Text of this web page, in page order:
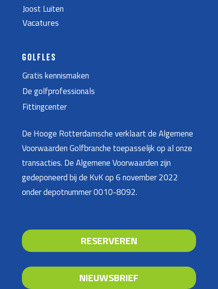
Joost Luiten
Vacatures
GOLFLES
Gratis kennismaken
De golfprofessionals
Fittingcenter
De Hooge Rotterdamsche verklaart de Algemene
Voorwaarden Golfbranche toepasselijk op al onze
transacties. De Algemene Voorwaarden zijn
gedeponeerd bij de KvK op 6 november 2022
onder depotnummer 0010-8092.
RESERVEREN
NIEUWSBRIEF